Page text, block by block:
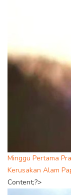
Minggu Pertama
Kerusakan Alam
Content;?>